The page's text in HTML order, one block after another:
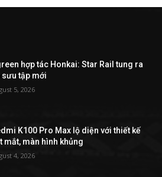
hợp tác Honkai: Star Rail tung ra
sưu tập mới
5, 2026
K100 Pro Max lộ diện với thiết kế
mắt, màn hình khủng
4, 2026